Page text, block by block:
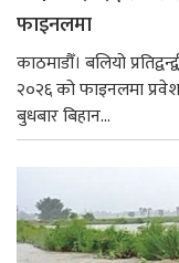
फाइनलमा
काठमाडौँ। बलियो
२०२६ को फाइनलमा
बुधबार बिहान...